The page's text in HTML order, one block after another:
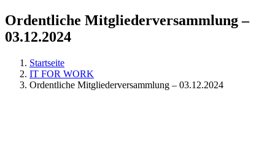
Ordentliche Mitgliederversammlung –
03.12.2024
Startseite
IT FOR WORK
Ordentliche Mitgliederversammlung – 03.12.2024